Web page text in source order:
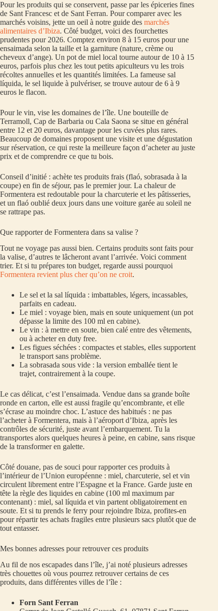
Pour les produits qui se conservent, passe par les épiceries fines
de Sant Francesc et de Sant Ferran. Pour comparer avec les
marchés voisins, jette un oeil à notre guide des marchés
alimentaires d’Ibiza. Côté budget, voici des fourchettes
prudentes pour 2026. Comptez environ 8 à 15 euros pour une
ensaimada selon la taille et la garniture (nature, crème ou
cheveux d’ange). Un pot de miel local tourne autour de 10 à 15
euros, parfois plus chez les tout petits apiculteurs vu les trois
récoltes annuelles et les quantités limitées. La fameuse sal
líquida, le sel liquide à pulvériser, se trouve autour de 6 à 9
euros le flacon.
Pour le vin, vise les domaines de l’île. Une bouteille de
Terramoll, Cap de Barbaria ou Cala Saona se situe en général
entre 12 et 20 euros, davantage pour les cuvées plus rares.
Beaucoup de domaines proposent une visite et une dégustation
sur réservation, ce qui reste la meilleure façon d’acheter au juste
prix et de comprendre ce que tu bois.
Conseil d’initié : achète tes produits frais (flaó, sobrasada à la
coupe) en fin de séjour, pas le premier jour. La chaleur de
Formentera est redoutable pour la charcuterie et les pâtisseries,
et un flaó oublié deux jours dans une voiture garée au soleil ne
se rattrape pas.
Que rapporter de Formentera dans sa valise ?
Tout ne voyage pas aussi bien. Certains produits sont faits pour
la valise, d’autres te lâcheront avant l’arrivée. Voici comment
trier. Et si tu prépares ton budget, regarde aussi pourquoi
Formentera revient plus cher qu’on ne croit.
Le sel et la sal líquida : imbattables, légers, incassables,
parfaits en cadeau.
Le miel : voyage bien, mais en soute uniquement (un pot
dépasse la limite des 100 ml en cabine).
Le vin : à mettre en soute, bien calé entre des vêtements,
ou à acheter en duty free.
Les figues séchées : compactes et stables, elles supportent
le transport sans problème.
La sobrasada sous vide : la version emballée tient le
trajet, contrairement à la coupe.
Le cas délicat, c’est l’ensaimada. Vendue dans sa grande boîte
ronde en carton, elle est aussi fragile qu’encombrante, et elle
s’écrase au moindre choc. L’astuce des habitués : ne pas
l’acheter à Formentera, mais à l’aéroport d’Ibiza, après les
contrôles de sécurité, juste avant l’embarquement. Tu la
transportes alors quelques heures à peine, en cabine, sans risque
de la transformer en galette.
Côté douane, pas de souci pour rapporter ces produits à
l’intérieur de l’Union européenne : miel, charcuterie, sel et vin
circulent librement entre l’Espagne et la France. Garde juste en
tête la règle des liquides en cabine (100 ml maximum par
contenant) : miel, sal líquida et vin partent obligatoirement en
soute. Et si tu prends le ferry pour rejoindre Ibiza, profites-en
pour répartir tes achats fragiles entre plusieurs sacs plutôt que de
tout entasser.
Mes bonnes adresses pour retrouver ces produits
Au fil de nos escapades dans l’île, j’ai noté plusieurs adresses
très chouettes où vous pourrez retrouver certains de ces
produits, dans différentes villes de l’île :
Forn Sant Ferran